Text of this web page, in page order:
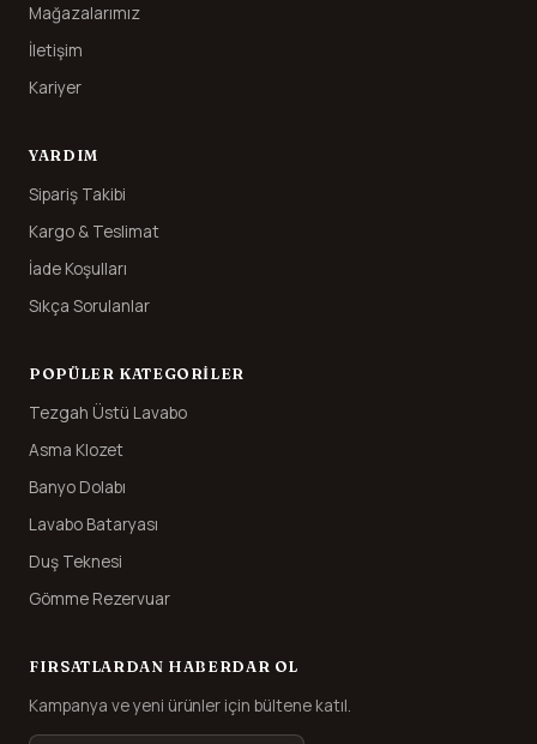
Mağazalarımız
İletişim
Kariyer
YARDIM
Sipariş Takibi
Kargo & Teslimat
İade Koşulları
Sıkça Sorulanlar
POPÜLER KATEGORILER
Tezgah Üstü Lavabo
Asma Klozet
Banyo Dolabı
Lavabo Bataryası
Duş Teknesi
Gömme Rezervuar
FIRSATLARDAN HABERDAR OL
Kampanya ve yeni ürünler için bültene katıl.